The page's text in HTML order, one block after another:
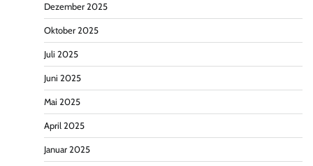
Dezember 2025
Oktober 2025
Juli 2025
Juni 2025
Mai 2025
April 2025
Januar 2025